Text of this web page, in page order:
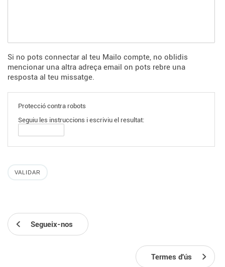
Si no pots connectar al teu Mailo compte, no oblidis
mencionar una altra adreça email on pots rebre una
resposta al teu missatge.
Protecció contra robots
Seguiu les instruccions i escriviu el resultat:
Segueix-nos
Termes d'ús